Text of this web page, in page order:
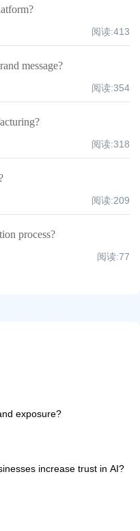
阅读:413
message?
阅读:354
阅读:318
阅读:209
process?
阅读:77
exposure?
increase trust in AI?